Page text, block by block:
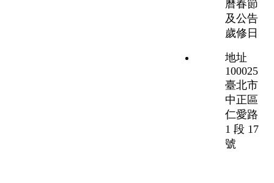
曆春節
及公告
歲修日
地址
100025
臺北市
中正區
仁愛路
1 段 17
號